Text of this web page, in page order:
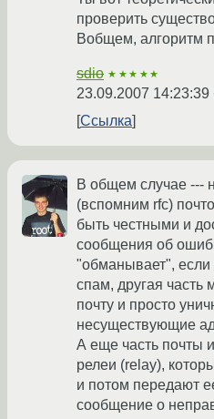
проверить
Вобщем, алгоритм
sdio ★★★★★
23.09.2007 14:23:39
Ссылка
В общем случае ---
(вспомним rfc)
быть честными и
сообщения об
"обманывает", если
спам, другая часть
почту и просто
несуществующие
А еще часть почты
релеи (relay),
и потом передают
сообщение о